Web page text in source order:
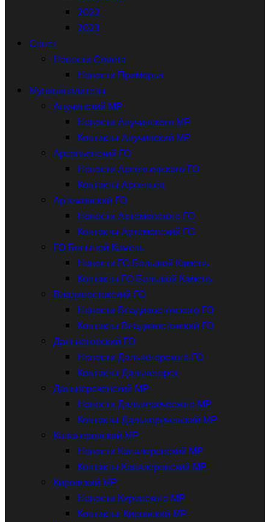
2022
2023
Совет
Новости Совета
Новости Приморья
Муниципалитеты
Анучинский МР
Новости Анучинского МР
Контакты Анучинский МР
Арсеньевский ГО
Новости Арсеньевского ГО
Контакты Арсеньев
Артемовский ГО
Новости Артемовского ГО
Контакты Артемовский ГО
ГО Большой Камень
Новости ГО Большой Камень
Контакты ГО Большой Камень
Владивостокский ГО
Новости Владивостокского ГО
Контакты Владивостокский ГО
Дальнегорский ГО
Новости Дальнегорского ГО
Контакты Дальнегорск
Дальнереченский МР
Новости Дальнереческого МР
Контакты Дальнереченский МР
Кавалеровский МР
Новости Кавалеровский МР
Контакты Кавалеровский МР
Кировский МР
Новости Кировского МР
Контакты: Кировский МР